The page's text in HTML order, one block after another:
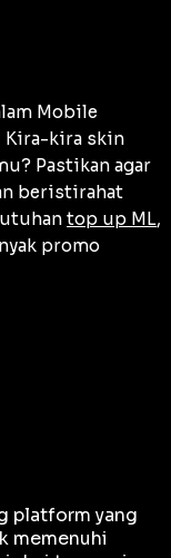
Mobile
Kira-kira skin
Pastikan agar
beristirahat
top up ML,
promo
platform yang
memenuhi